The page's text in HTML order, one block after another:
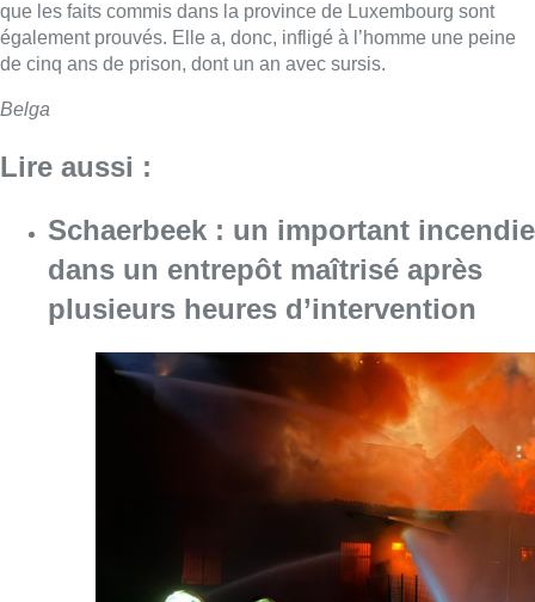
que les faits commis dans la province de Luxembourg sont
également prouvés. Elle a, donc, infligé à l’homme une peine
de cinq ans de prison, dont un an avec sursis.
Belga
Lire aussi :
Schaerbeek : un important incendie
dans un entrepôt maîtrisé après
plusieurs heures d’intervention